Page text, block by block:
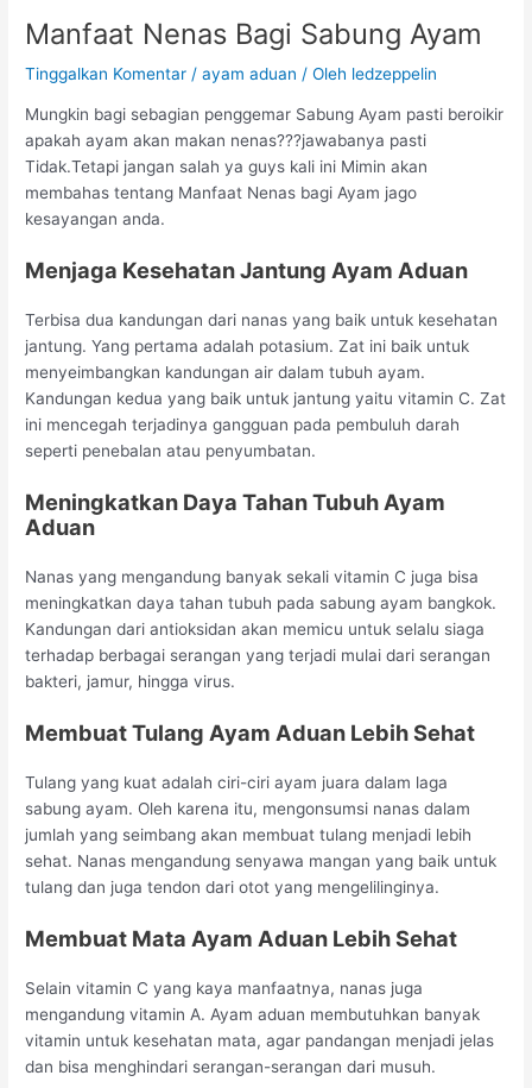
Manfaat Nenas Bagi Sabung Ayam
Tinggalkan Komentar /ayam aduan / Oleh ledzeppelin
Mungkin bagi sebagian penggemar Sabung Ayam pasti beroikir
apakah ayam akan makan nenas???jawabanya pasti
Tidak.Tetapi jangan salah ya guys kali ini Mimin akan
membahas tentang Manfaat Nenas bagi Ayam jago
kesayangan anda.
Menjaga Kesehatan Jantung Ayam Aduan
Terbisa dua kandungan dari nanas yang baik untuk kesehatan
jantung. Yang pertama adalah potasium. Zat ini baik untuk
menyeimbangkan kandungan air dalam tubuh ayam.
Kandungan kedua yang baik untuk jantung yaitu vitamin C. Zat
ini mencegah terjadinya gangguan pada pembuluh darah
seperti penebalan atau penyumbatan.
Meningkatkan Daya Tahan Tubuh Ayam
Aduan
Nanas yang mengandung banyak sekali vitamin C juga bisa
meningkatkan daya tahan tubuh pada sabung ayam bangkok.
Kandungan dari antioksidan akan memicu untuk selalu siaga
terhadap berbagai serangan yang terjadi mulai dari serangan
bakteri, jamur, hingga virus.
Membuat Tulang Ayam Aduan Lebih Sehat
Tulang yang kuat adalah ciri-ciri ayam juara dalam laga
sabung ayam. Oleh karena itu, mengonsumsi nanas dalam
jumlah yang seimbang akan membuat tulang menjadi lebih
sehat. Nanas mengandung senyawa mangan yang baik untuk
tulang dan juga tendon dari otot yang mengelilinginya.
Membuat Mata Ayam Aduan Lebih Sehat
Selain vitamin C yang kaya manfaatnya, nanas juga
mengandung vitamin A. Ayam aduan membutuhkan banyak
vitamin untuk kesehatan mata, agar pandangan menjadi jelas
dan bisa menghindari serangan-serangan dari musuh.